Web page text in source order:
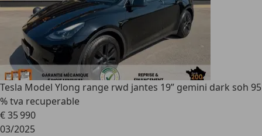
Tesla Model Ylong range rwd jantes 19’’ gemini dark soh 95
% tva recuperable
€ 35 990
03/2025